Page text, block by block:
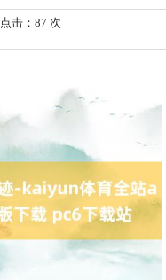
点击：87 次